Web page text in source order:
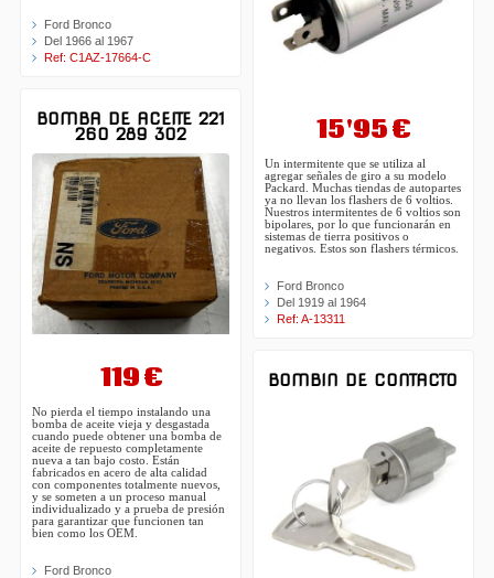
Ford Bronco
Del 1966 al 1967
Ref: C1AZ-17664-C
BOMBA DE ACEITE 221
260 289 302
119 €
No pierda el tiempo instalando una
bomba de aceite vieja y desgastada
cuando puede obtener una bomba de
aceite de repuesto completamente
nueva a tan bajo costo. Están
fabricados en acero de alta calidad
con componentes totalmente nuevos,
y se someten a un proceso manual
individualizado y a prueba de presión
para garantizar que funcionen tan
bien como los OEM.
Ford Bronco
15'95 €
Un intermitente que se utiliza al
agregar señales de giro a su modelo
Packard. Muchas tiendas de autopartes
ya no llevan los flashers de 6 voltios.
Nuestros intermitentes de 6 voltios son
bipolares, por lo que funcionarán en
sistemas de tierra positivos o
negativos. Estos son flashers térmicos.
Ford Bronco
Del 1919 al 1964
Ref: A-13311
BOMBIN DE CONTACTO